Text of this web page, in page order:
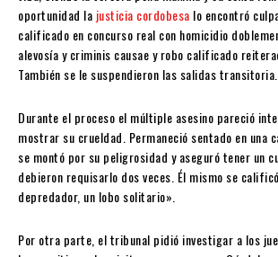
oportunidad la justicia cordobesa lo encontró
calificado en concurso real con homicidio
alevosía y criminis causae y robo calificado
También se le suspendieron las salidas transitoria.
Durante el proceso el múltiple asesino pareció
mostrar su crueldad. Permaneció sentado en una
se montó por su peligrosidad y aseguró tener un
debieron requisarlo dos veces. Él mismo se
depredador, un lobo solitario».
Por otra parte, el tribunal pidió investigar a los